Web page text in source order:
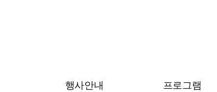
행사안내 프로그램